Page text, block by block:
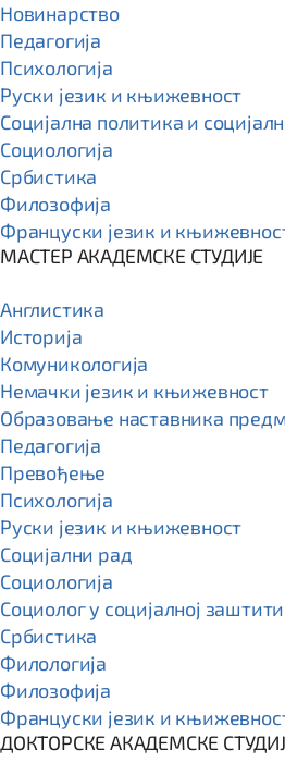
Новинарство
Педагогија
Психологија
Руски језик и књижевност
Социјална политика и
Социологија
Србистика
Филозофија
Француски језик и
МАСТЕР АКАДЕМСКЕ СТУДИЈЕ
Англистика
Историја
Комуникологија
Немачки језик и књижевност
Образовање наставника
Педагогија
Превођење
Психологија
Руски језик и књижевност
Социјални рад
Социологија
Социолог у социјалној заштити
Србистика
Филологија
Филозофија
Француски језик и
ДОКТОРСКЕ АКАДЕМСКЕ